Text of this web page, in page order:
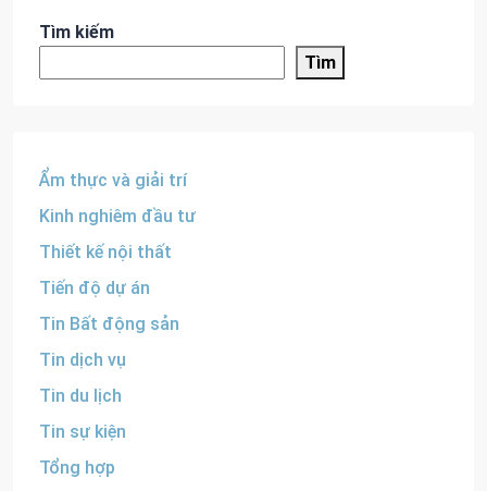
Tìm kiếm
Tìm
Ẩm thực và giải trí
Kinh nghiêm đầu tư
Thiết kế nội thất
Tiến độ dự án
Tin Bất động sản
Tin dịch vụ
Tin du lịch
Tin sự kiện
Tổng hợp